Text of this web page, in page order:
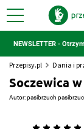
NEWSLETTER -
Przepisy.pl Dania i
Soczewica
Autor:pasibrzuch